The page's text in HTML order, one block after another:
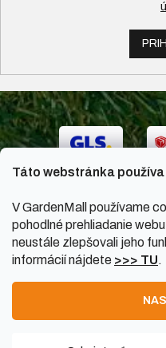
Táto webstránka
V GardenMall používame
pohodlné prehliadanie
neustále zlepšovali jeho
informácií nájdete >>> TU.